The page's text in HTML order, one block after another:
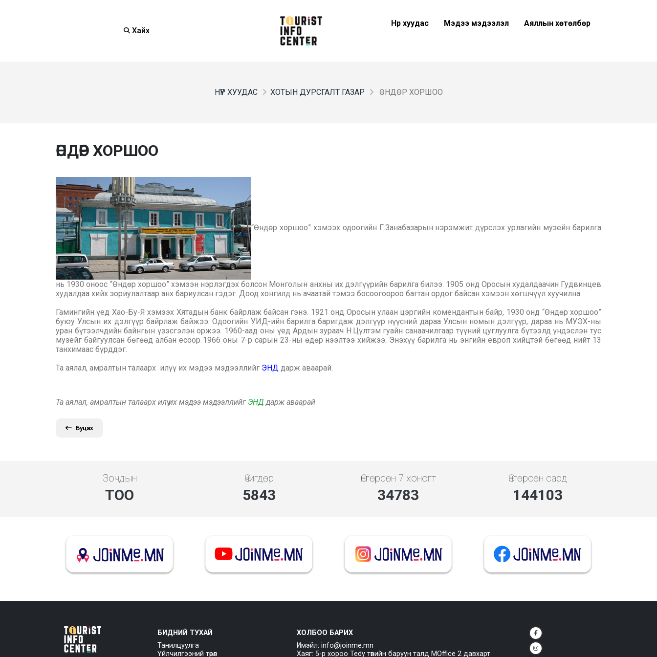
Хайх
Нүүр хуудас Мэдээ мэдээлэл Аяллын хөтөлбөр
НҮҮР ХУУДАС ХОТЫН ДУРСГАЛТ ГАЗАР ӨНДӨР ХОРШОО
ӨНДӨР ХОРШОО
“Өндөр хоршоо” хэмээх одоогийн Г.Занабазарын нэрэмжит дүрслэх урлагийн музейн барилга
нь 1930 оноос “Өндөр хоршоо” хэмээн нэрлэгдэх болсон Монголын анхны их дэлгүүрийн барилга билээ. 1905 онд Оросын худалдаачин Гудвинцев
худалдаа хийх зориулалтаар анх бариулсан гэдэг. Доод хонгилд нь ачаатай тэмээ босоогоороо багтан ордог байсан хэмээн хөгшчүүл хуучилна.
Гамингийн үед Хао-Бу-Я хэмээх Хятадын банк байрлаж байсан гэнэ. 1921 онд Оросын улаан цэргийн комендантын байр, 1930 онд “Өндөр хоршоо”
буюу Улсын их дэлгүүр байрлаж байжээ. Одоогийн УИД-ийн барилга баригдаж дэлгүүр нүүсний дараа Улсын номын дэлгүүр, дараа нь МУЭХ-ны
уран бүтээлчдийн байнгын үзэсгэлэн оржээ. 1960-аад оны үед Ардын зураач Н.Цүлтэм гуайн санаачилгаар түүний цуглуулга бүтээлд үндэслэн тус
музейг байгуулсан бөгөөд албан ёсоор 1966 оны 7-р сарын 23-ны өдөр нээлтээ хийжээ. Энэхүү барилга нь энгийн европ хийцтэй бөгөөд нийт 13
танхимаас бүрддэг.
Та аялал, амралтын талаарх илүү их мэдээ мэдээллийг ЭНД дарж аваарай.
Та аялал, амралтын талаарх илүү их мэдээ мэдээллийг ЭНД дарж аваарай
Буцах
Зочдын
ТОО
Өчигдөр
5843
Өнгөрсөн 7 хоногт
34783
Өнгөрсөн сард
144103
БИДНИЙ ТУХАЙ
Танилцуулга
Үйлчилгээний төрөл
ХОЛБОО БАРИХ
Имэйл: info@joinme.mn
Хаяг: 5-р хороо Tedy төвийн баруун талд MOffice 2 давхарт